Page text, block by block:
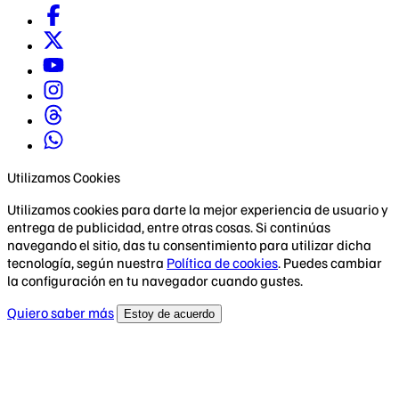
Utilizamos Cookies
Utilizamos cookies para darte la mejor experiencia de usuario y
entrega de publicidad, entre otras cosas. Si continúas
navegando el sitio, das tu consentimiento para utilizar dicha
tecnología, según nuestra Política de cookies. Puedes cambiar
la configuración en tu navegador cuando gustes.
Quiero saber más
Estoy de acuerdo